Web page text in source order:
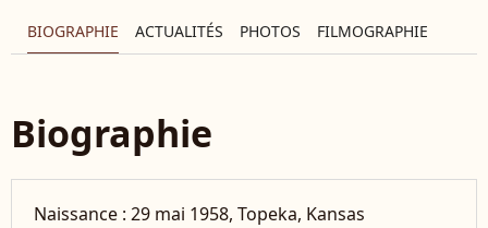
BIOGRAPHIE ACTUALITÉS PHOTOS FILMOGRAPHIE
Biographie
Naissance :29 mai 1958, Topeka, Kansas